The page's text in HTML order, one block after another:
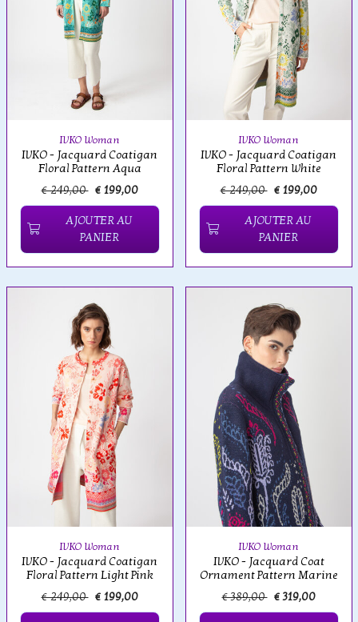
IVKO Woman
IVKO - Jacquard Coatigan
Floral Pattern Aqua
€ 249,00 € 199,00
AJOUTER AU
PANIER
IVKO Woman
IVKO - Jacquard Coatigan
Floral Pattern White
€ 249,00 € 199,00
AJOUTER AU
PANIER
IVKO Woman
IVKO - Jacquard Coatigan
Floral Pattern Light Pink
€ 249,00 € 199,00
IVKO Woman
IVKO - Jacquard Coat
Ornament Pattern Marine
€ 389,00 € 319,00